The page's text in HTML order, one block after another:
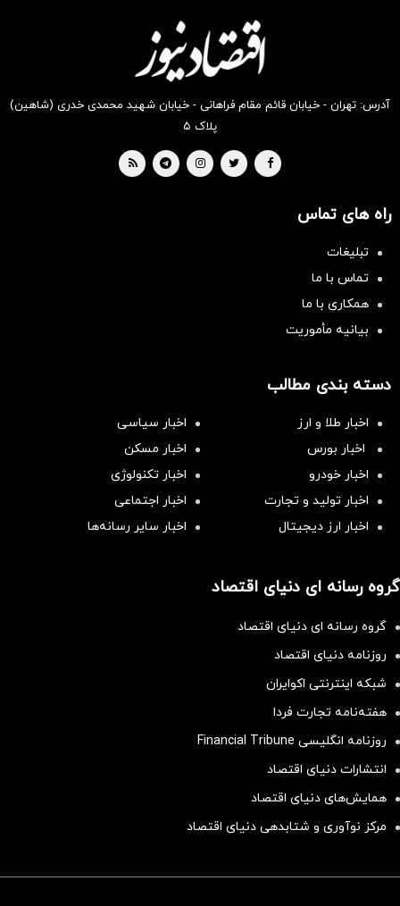
بخر !
بخر !
آدرس: تهران - خیابان قائم مقام فراهانی - خیابان شهید محمدی خدری (شاهین)
پلاک ۵
راه های تماس
تبلیغات
تماس با ما
همکاری با ما
بیانیه مأموریت
دسته بندی مطالب
اخبار طلا و ارز
اخبار سیاسی
اخبار بورس
اخبار مسکن
اخبار خودرو
اخبار تکنولوژی
اخبار تولید و تجارت
اخبار اجتماعی
اخبار ارز دیجیتال
اخبار سایر رسانه‌‌ها
گروه رسانه ای دنیای اقتصاد
گروه رسانه ای دنیای اقتصاد
روزنامه دنیای اقتصاد
شبکه اینترنتی اکوایران
هفته‌نامه تجارت فردا
روزنامه انگلیسی Financial Tribune
انتشارات دنیای اقتصاد
همایش‌های دنیای اقتصاد
مرکز نوآوری و شتابدهی دنیای اقتصاد